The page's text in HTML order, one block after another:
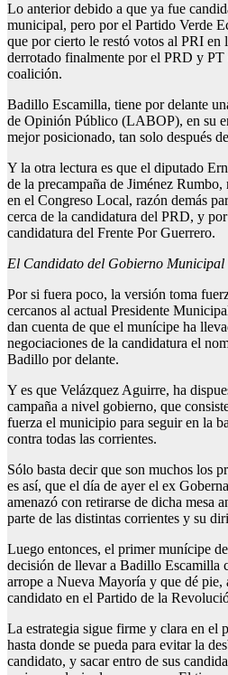
Lo anterior debido a que ya fue
municipal, pero por el Partido Verde
que por cierto le restó votos al PRI en
derrotado finalmente por el PRD y PT
coalición.
Badillo Escamilla, tiene por delante
de Opinión Público (LABOP), en su
mejor posicionado, tan solo después
Y la otra lectura es que el diputado
de la precampaña de Jiménez
en el Congreso Local, razón demás
cerca de la candidatura del PRD, y
candidatura del Frente Por Guerrero.
El Candidato del Gobierno Municipal
Por si fuera poco, la versión toma
cercanos al actual Presidente
dan cuenta de que el munícipe ha
negociaciones de la candidatura el
Badillo por delante.
Y es que Velázquez Aguirre, ha
campaña a nivel gobierno, que
fuerza el municipio para seguir en la
contra todas las corrientes.
Sólo basta decir que son muchos los
es así, que el día de ayer el ex
amenazó con retirarse de dicha mesa
parte de las distintas corrientes y su
Luego entonces, el primer munícipe
decisión de llevar a Badillo Escamilla
arrope a Nueva Mayoría y que dé pie,
candidato en el Partido de la
La estrategia sigue firme y clara en el
hasta donde se pueda para evitar la
candidato, y sacar entro de sus